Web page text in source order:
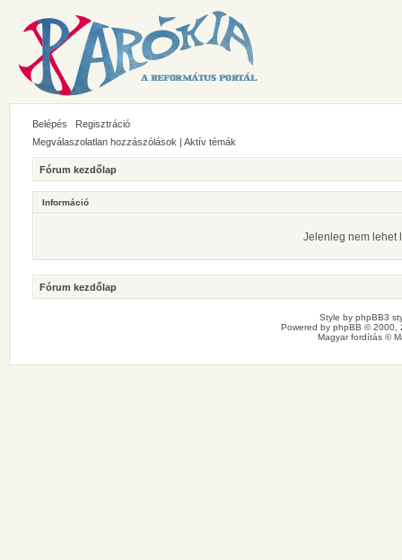
Belépés
Regisztráció
Megválaszolatlan hozzászólások | Aktív témák
Fórum kezdőlap
Információ
Jelenleg nem lehet
Fórum kezdőlap
Style by phpBB3
Powered by phpBB © 2000,
Magyar fordítás ©